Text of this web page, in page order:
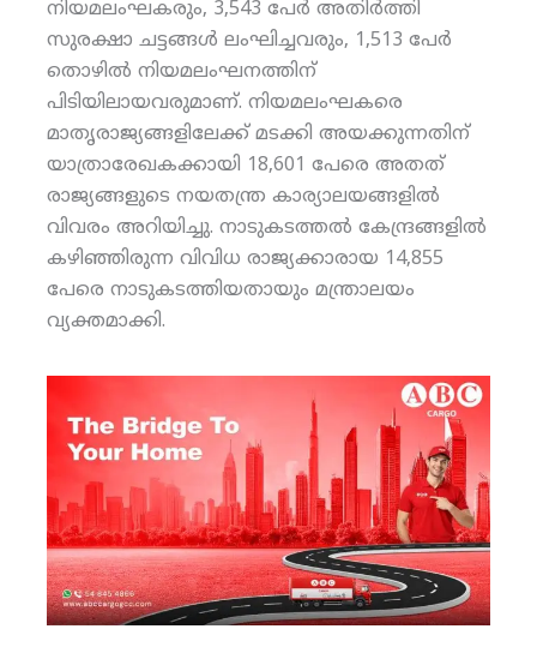
നിയമലംഘകരും, 3,543 പേര്‍ അതിര്‍ത്തി
സുരക്ഷാ ചട്ടങ്ങള്‍ ലംഘിച്ചവരും, 1,513 പേര്‍
തൊഴില്‍ നിയമലംഘനത്തിന്
പിടിയിലായവരുമാണ്. നിയമലംഘകരെ
മാതൃരാജ്യങ്ങളിലേക്ക് മടക്കി അയക്കുന്നതിന്
യാത്രാരേഖകക്കായി 18,601 പേരെ അതത്
രാജ്യങ്ങളുടെ നയതന്ത്ര കാര്യാലയങ്ങളില്‍
വിവരം അറിയിച്ചു. നാടുകടത്തല്‍ കേന്ദ്രങ്ങളില്‍
കഴിഞ്ഞിരുന്ന വിവിധ രാജ്യക്കാരായ 14,855
പേരെ നാടുകടത്തിയതായും മന്ത്രാലയം
വ്യക്തമാക്കി.